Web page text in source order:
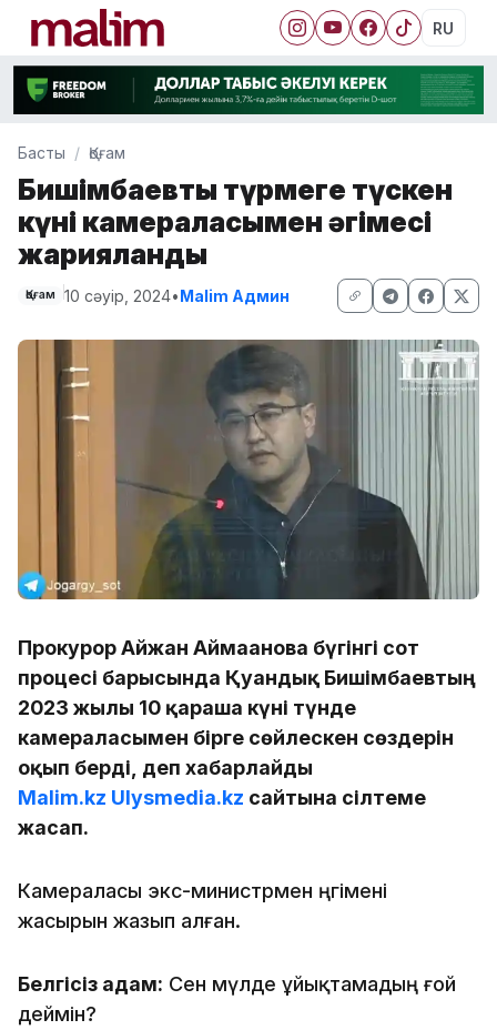
RU
Басты Қоғам
Бишімбаевтың түрмеге түскен
күні камераласымен әңгімесі
жарияланды
Қоғам 10 сәуір, 2024•Malim Админ
Прокурор Айжан Аймағанова бүгінгі сот
процесі барысында Қуандық Бишімбаевтың
2023 жылы 10 қараша күні түнде
камераласымен бірге сөйлескен сөздерін
оқып берді, деп хабарлайды
Malim.kz Ulysmedia.kz сайтына сілтеме
жасап.
Камераласы экс-министрмен әңгімені
жасырын жазып алған.
Белгісіз адам: Сен мүлде ұйықтамадың ғой
деймін?